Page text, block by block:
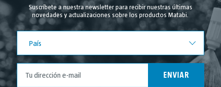
Suscríbete a nuestra newsletter para recibir nuestras últimas
novedades y actualizaciones sobre los productos Matabi.
País
ENVIAR